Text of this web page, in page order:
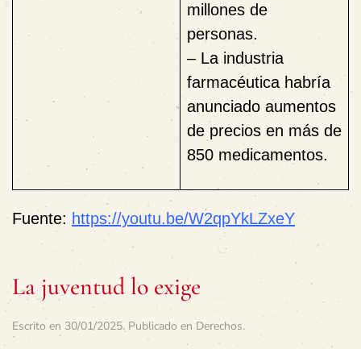
millones de
personas.
– La industria
farmacéutica habría
anunciado aumentos
de precios en más de
850 medicamentos.
Fuente: https://youtu.be/W2qpYkLZxeY
La juventud lo exige
Escrito en 30/01/2025. Publicado en Derechos.